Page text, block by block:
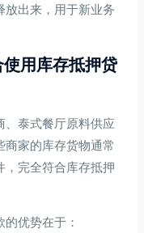
放出来，用于新业务
用库存抵押贷
、泰式餐厅原料供应
家的库存货物通常
，完全符合库存抵押
优势在于：